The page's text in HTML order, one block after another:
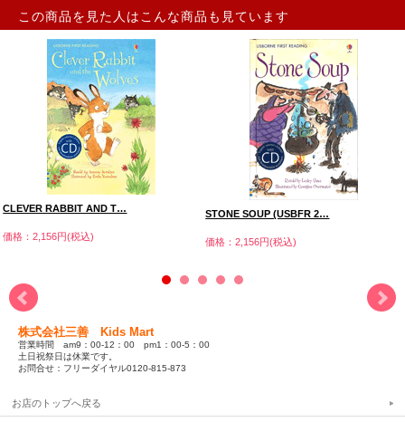
この商品を見た人はこんな商品も見ています
CLEVER RABBIT AND T…
価格：2,156円(税込)
STONE SOUP (USBFR 2…
価格：2,156円(税込)
株式会社三善 Kids Mart
営業時間 am9：00-12：00 pm1：00-5：00
土日祝祭日は休業です。
お問合せ：フリーダイヤル0120-815-873
お店のトップへ戻る